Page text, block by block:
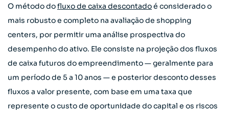
O método dofluxo de caixa descontadoé considerado o
mais robusto e completo na avaliação de shopping
centers, por permitir uma análise prospectiva do
desempenho do ativo. Ele consiste na projeção dos fluxos
de caixa futuros do empreendimento — geralmente para
um período de 5 a 10 anos — e posterior desconto desses
fluxos a valor presente, com base em uma taxa que
represente o custo de oportunidade do capital e os riscos